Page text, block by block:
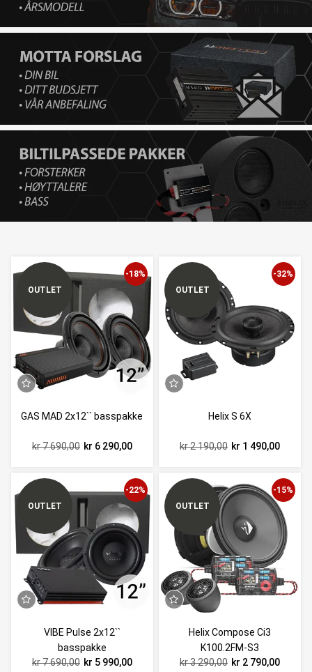
OUTLET
GAS MAD 2x12`` basspakke
-18%
kr 7 690,00 kr 6 290,00
OUTLET
Helix S 6X
-32%
kr 2 190,00 kr 1 490,00
OUTLET
VIBE Pulse 2x12``
basspakke
-22%
kr 7 690,00 kr 5 990,00
OUTLET
Helix Compose Ci3
K100.2FM-S3
-15%
kr 3 290,00 kr 2 790,00